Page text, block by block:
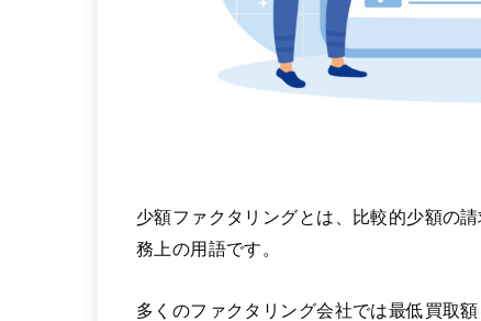
少額ファクタリングとは、比較的少額の
務上の用語です。
多くのファクタリング会社では最低買取